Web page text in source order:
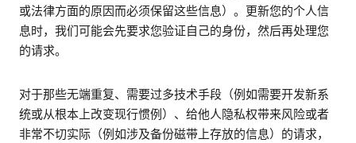
或法律方面的原因而必须保留这些信息）。更新您的个人信
息时，我们可能会先要求您验证自己的身份，然后再处理您
的请求。
对于那些无端重复、需要过多技术手段（例如需要开发新系
统或从根本上改变现行惯例）、给他人隐私权带来风险或者
非常不切实际（例如涉及备份磁带上存放的信息）的请求，